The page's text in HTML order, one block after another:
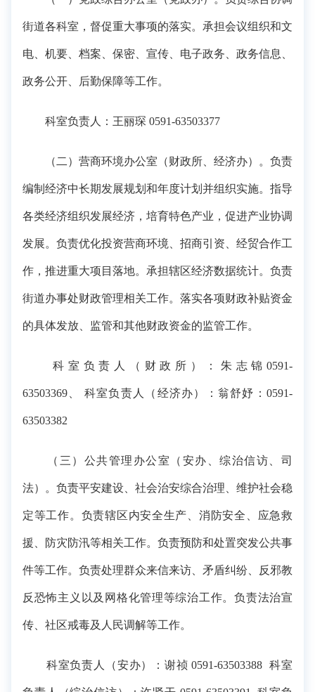
街道各科室，督促重大事项的落实。承担会议组织和文
电、机要、档案、保密、宣传、电子政务、政务信息、
政务公开、后勤保障等工作。
科室负责人：王丽琛 0591-63503377
（二）营商环境办公室（财政所、经济办）。负责
编制经济中长期发展规划和年度计划并组织实施。指导
各类经济组织发展经济，培育特色产业，促进产业协调
发展。负责优化投资营商环境、招商引资、经贸合作工
作，推进重大项目落地。承担辖区经济数据统计。负责
街道办事处财政管理相关工作。落实各项财政补贴资金
的具体发放、监管和其他财政资金的监管工作。
科室负责人（财政所）：朱志锦0591-
63503369、 科室负责人（经济办）：翁舒妤：0591-
63503382
（三）公共管理办公室（安办、综治信访、司
法）。负责平安建设、社会治安综合治理、维护社会稳
定等工作。负责辖区内安全生产、消防安全、应急救
援、防灾防汛等相关工作。负责预防和处置突发公共事
件等工作。负责处理群众来信来访、矛盾纠纷、反邪教
反恐怖主义以及网格化管理等综治工作。负责法治宣
传、社区戒毒及人民调解等工作。
科室负责人（安办）：谢祯 0591-63503388 科室